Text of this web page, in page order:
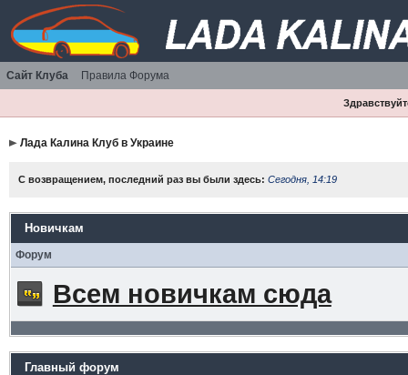
Сайт Клуба Правила Форума
Лада Калина Клуб в Украине
С возвращением, последний раз вы были здесь: Сегодня, 14:19
Новичкам
Форум
Всем новичкам сюда
Главный форум